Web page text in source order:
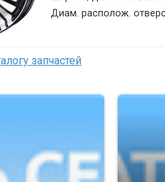
Диам. располож.
запчастей